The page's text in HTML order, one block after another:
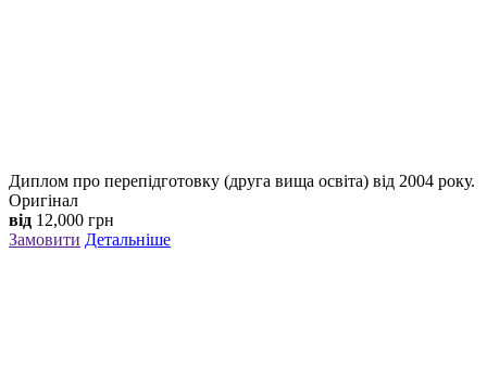
Диплом про перепідготовку (друга вища освіта) від 2004 року.
Оригінал
від 12,000 грн
Замовити Детальніше